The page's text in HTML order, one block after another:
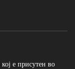
е присутен во